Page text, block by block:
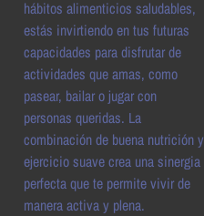
hábitos alimenticios saludables,
estás invirtiendo en tus futuras
capacidades para disfrutar de
actividades que amas, como
pasear, bailar o jugar con
personas queridas. La
combinación de buena nutrición y
ejercicio suave crea una sinergia
perfecta que te permite vivir de
manera activa y plena.